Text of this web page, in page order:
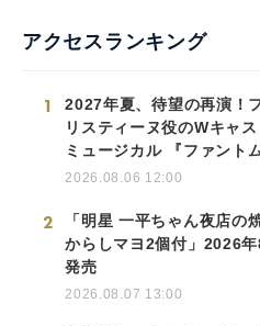
アクセスランキング
1
2027年夏、待望の再演！
リスティーヌ役のWキャス
ミュージカル 『ファントム
2026.08.06 12:00
2
「明星 一平ちゃん夜店の
からしマヨ2個付」2026
発売
2026.08.07 13:00